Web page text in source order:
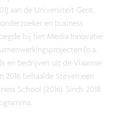
aan de Universiteit Gent.
en business
hij het Media Innovatie
(o.a.
en bedrijven uit de Vlaamse
behaalde Steven een
School (2016). Sinds 2018